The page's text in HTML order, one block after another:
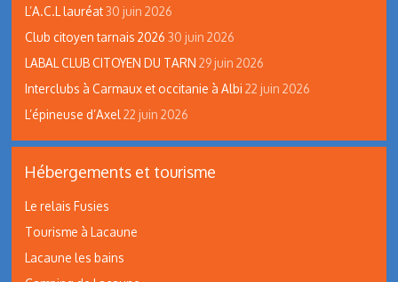
L’A.C.L lauréat 30 juin 2026
Club citoyen tarnais 2026 30 juin 2026
LABAL CLUB CITOYEN DU TARN 29 juin 2026
Interclubs à Carmaux et occitanie à Albi 22 juin 2026
L’épineuse d’Axel 22 juin 2026
Hébergements et tourisme
Le relais Fusies
Tourisme à Lacaune
Lacaune les bains